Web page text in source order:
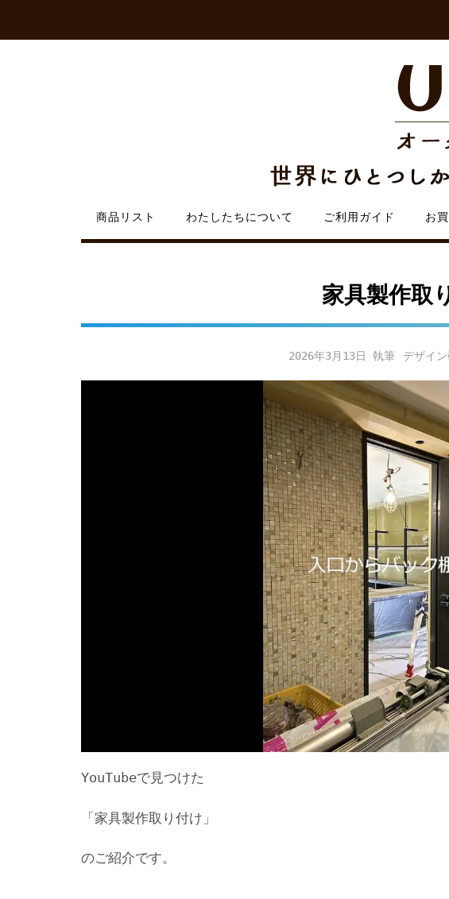
content
商品リスト わたしたちについて ご利用ガイド お
家具製作取
2026年3月13日 デザイ
YouTubeで見つけた
「家具製作取り付け」
のご紹介です。